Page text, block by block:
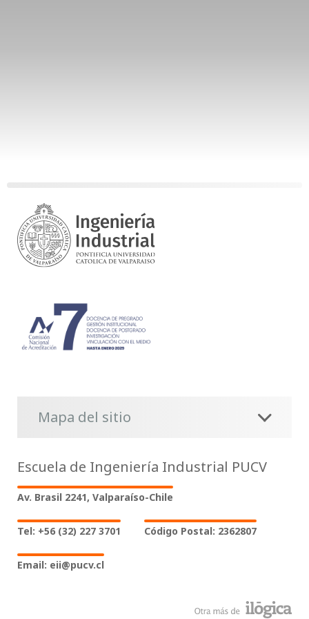
Mapa del sitio
Escuela de Ingeniería Industrial PUCV
Av. Brasil 2241, Valparaíso-Chile
Tel: +56 (32) 227 3701 Código Postal: 2362807
Email: eii@pucv.cl